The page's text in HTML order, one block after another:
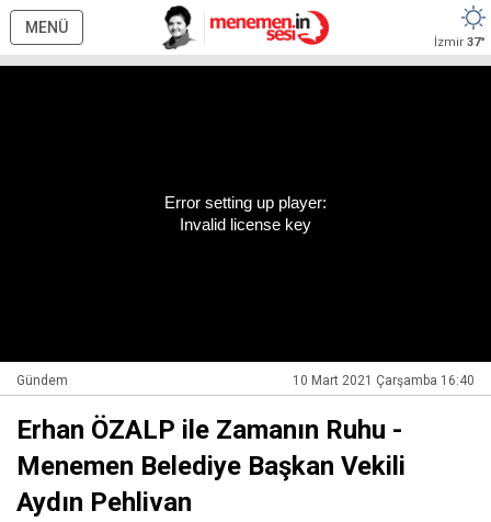
MENÜ
İzmir 37°
Error setting up player:
Invalid license key
Gündem 10 Mart 2021 Çarşamba 16:40
Erhan ÖZALP ile Zamanın Ruhu -
Menemen Belediye Başkan Vekili
Aydın Pehlivan